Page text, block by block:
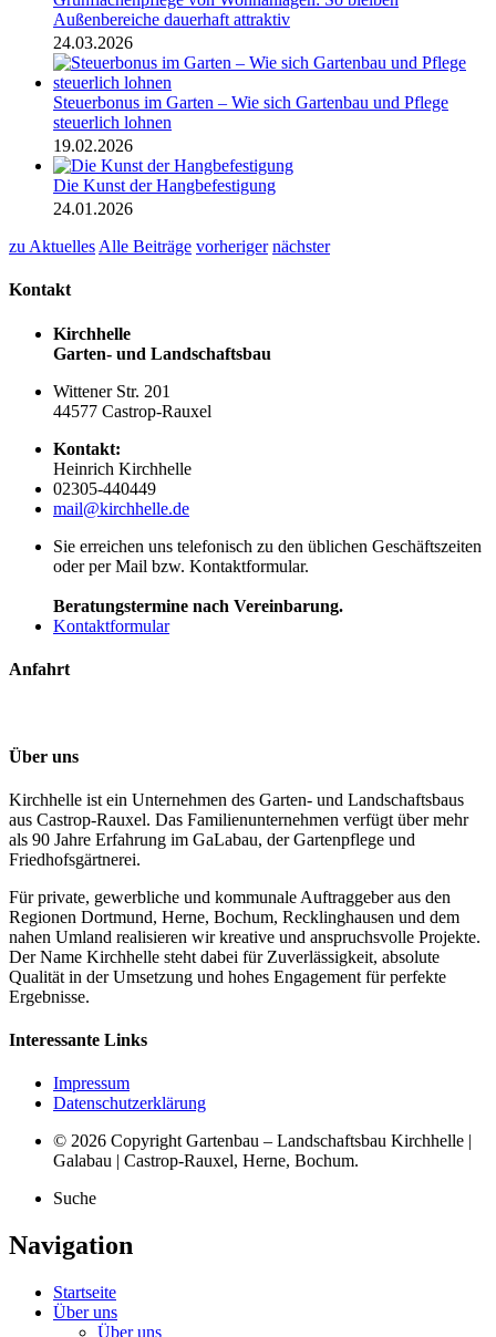
Außenbereiche dauerhaft attraktiv
24.03.2026
Steuerbonus im Garten – Wie sich Gartenbau und Pflege
steuerlich lohnen
19.02.2026
Die Kunst der Hangbefestigung
24.01.2026
zu Aktuelles Alle Beiträge vorheriger nächster
Kontakt
Kirchhelle
Garten- und Landschaftsbau
Wittener Str. 201
44577 Castrop-Rauxel
Kontakt:
Heinrich Kirchhelle
02305-440449
mail@kirchhelle.de
Sie erreichen uns telefonisch zu den üblichen Geschäftszeiten
oder per Mail bzw. Kontaktformular.
Beratungstermine nach Vereinbarung.
Kontaktformular
Anfahrt
Über uns
Kirchhelle ist ein Unternehmen des Garten- und Landschaftsbaus
aus Castrop-Rauxel. Das Familienunternehmen verfügt über mehr
als 90 Jahre Erfahrung im GaLabau, der Gartenpflege und
Friedhofsgärtnerei.
Für private, gewerbliche und kommunale Auftraggeber aus den
Regionen Dortmund, Herne, Bochum, Recklinghausen und dem
nahen Umland realisieren wir kreative und anspruchsvolle Projekte.
Der Name Kirchhelle steht dabei für Zuverlässigkeit, absolute
Qualität in der Umsetzung und hohes Engagement für perfekte
Ergebnisse.
Interessante Links
Impressum
Datenschutzerklärung
© 2026 Copyright Gartenbau – Landschaftsbau Kirchhelle |
Galabau | Castrop-Rauxel, Herne, Bochum.
Suche
Navigation
Startseite
Über uns
Über uns